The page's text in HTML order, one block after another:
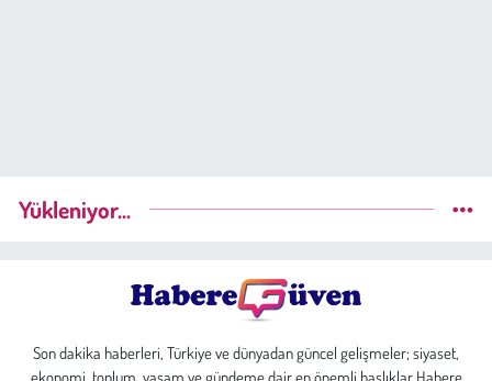
Yükleniyor...
Son dakika haberleri, Türkiye ve dünyadan güncel gelişmeler; siyaset,
ekonomi, toplum, yaşam ve gündeme dair en önemli başlıklar Habere